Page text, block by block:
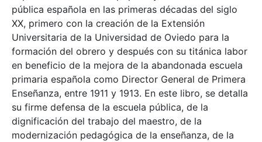
pública española en las primeras décadas del siglo
XX, primero con la creación de la Extensión
Universitaria de la Universidad de Oviedo para la
formación del obrero y después con su titánica labor
en beneficio de la mejora de la abandonada escuela
primaria española como Director General de Primera
Enseñanza, entre 1911 y 1913. En este libro, se detalla
su firme defensa de la escuela pública, de la
dignificación del trabajo del maestro, de la
modernización pedagógica de la enseñanza, de la